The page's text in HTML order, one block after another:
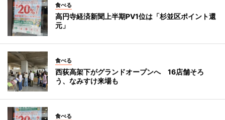
食べる
高円寺経済新聞上半期PV1位は「杉並区ポイント還
元」
食べる
西荻高架下がグランドオープンへ 16店舗そろ
う、なみすけ来場も
食べる